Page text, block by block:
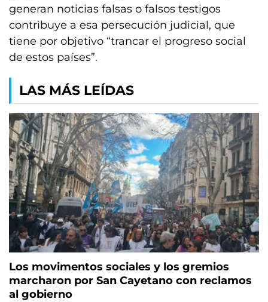
generan noticias falsas o falsos testigos
contribuye a esa persecución judicial, que
tiene por objetivo “trancar el progreso social
de estos países”.
LAS MÁS LEÍDAS
Los movimentos sociales y los gremios
marcharon por San Cayetano con reclamos
al gobierno